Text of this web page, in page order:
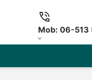
Mob: 06-513